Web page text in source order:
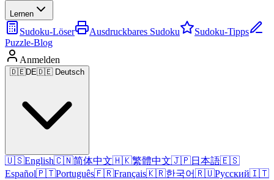
Lernen
Sudoku-Löser Ausdruckbares Sudoku
Sudoku-Tipps
Puzzle-Blog
Anmelden
🇩🇪DE🇩🇪 Deutsch
🇺🇸English🇨🇳简体中文🇭🇰繁體中文🇯🇵日本語🇪🇸
Español🇵🇹Português🇫🇷Français🇰🇷한국어🇷🇺Русский🇮🇹